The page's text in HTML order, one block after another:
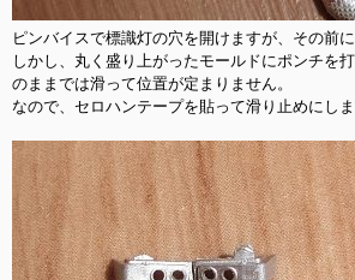
ピンバイスで標識灯の穴を開けますが、その前
しかし、丸く盛り上がったモールドにポンチを
のままでは滑って位置が定まりません。
なので、セロハンテープを貼って滑り止めにしま